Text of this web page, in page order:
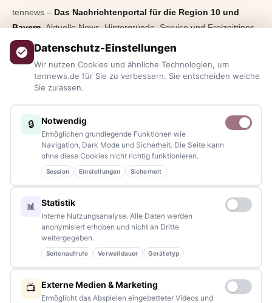
tennews – Das Nachrichtenportal für die Region 10 und
Bayern.Aktuelle News, Hintergründe, Service und Freizeittipps
aus allen Regionen, Städten und Landkreisen.
Blaulicht, von Kultur bis Sport, von Alltagstipps bis
Veranstaltungen – immer aktuell, immer aus Ihrer Nähe.
kennen eine Geschichte, die erzählt werden sollte?
Schreiben Sie uns – gemeinsam mit unseren Leserinnen und
Lesern bleiben wir am Puls der Zeit.
Partnerschaften: info@tennews.de
NAVIGATION
Home
Datenschutz-Einstellungen
Wir nutzen Cookies und ähnliche Technologien, um
tennews.de für Sie zu verbessern. Sie entscheiden welche
Sie zulassen.
🔒 Notwendig
Ermöglichen grundlegende Funktionen wie
Navigation, Dark Mode und Sicherheit. Die Seite kann
ohne diese Cookies nicht richtig funktionieren.
Session Einstellungen Sicherheit
📊 Statistik
Interne Nutzungsanalyse. Alle Daten werden
anonymisiert erhoben und nicht an Dritte
weitergegeben.
Seitenaufrufe Verweildauer Gerätetyp
📺 Externe Medien & Marketing
Ermöglicht das Abspielen eingebetteter Videos und